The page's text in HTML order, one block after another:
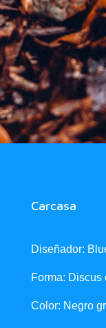
Carcasa
Diseñador:
Forma: Discus
Color: Negro